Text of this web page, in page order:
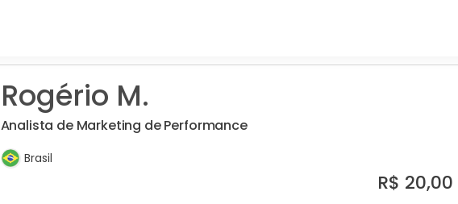
Rogério M.
Analista de Marketing de Performance
Brasil
R$ 20,00